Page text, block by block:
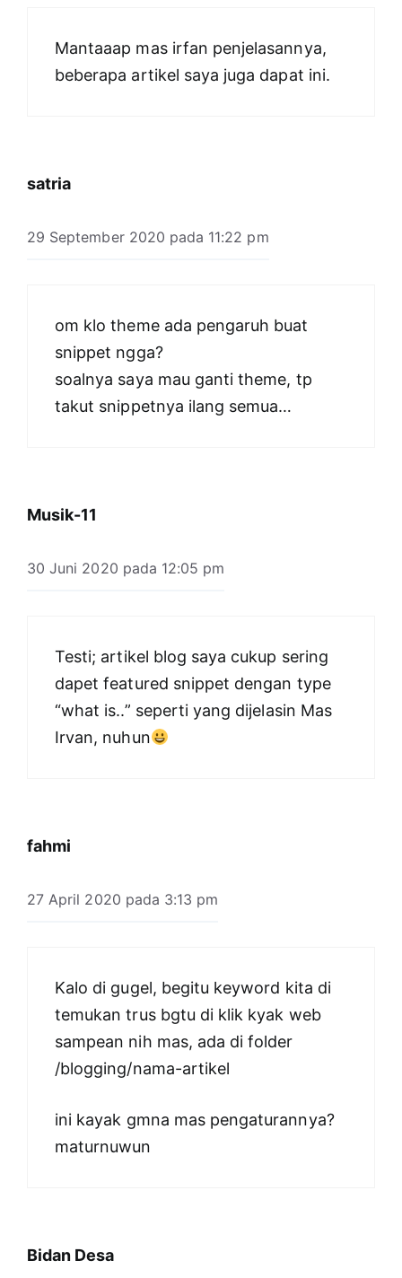
Mantaaap mas irfan penjelasannya,
beberapa artikel saya juga dapat ini.
satria
29 September 2020 pada 11:22 pm
om klo theme ada pengaruh buat
snippet ngga?
soalnya saya mau ganti theme, tp
takut snippetnya ilang semua…
Musik-11
30 Juni 2020 pada 12:05 pm
Testi; artikel blog saya cukup sering
dapet featured snippet dengan type
“what is..” seperti yang dijelasin Mas
Irvan, nuhun
fahmi
27 April 2020 pada 3:13 pm
Kalo di gugel, begitu keyword kita di
temukan trus bgtu di klik kyak web
sampean nih mas, ada di folder
/blogging/nama-artikel
ini kayak gmna mas pengaturannya?
maturnuwun
Bidan Desa